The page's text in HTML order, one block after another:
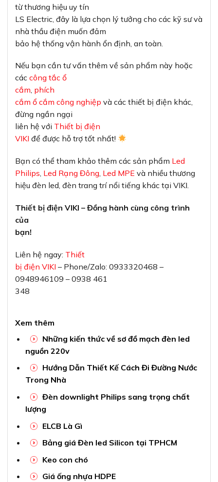
từ thương hiệu uy tín
LS Electric, đây là lựa chọn lý tưởng cho các kỹ sư và
nhà thầu điện muốn đảm
bảo hệ thống vận hành ổn định, an toàn.
Nếu bạn cần tư vấn thêm về sản phẩm này hoặc
các công tắc ổ
cắm, phích
cắm ổ cắm công nghiệp và các thiết bị điện khác,
đừng ngần ngại
liên hệ với Thiết bị điện
VIKI để được hỗ trợ tốt nhất!
Bạn có thể tham khảo thêm các sản phẩm Led
Philips, Led Rạng Đông, Led MPE và nhiều thương
hiệu đèn led, đèn trang trí nổi tiếng khác tại VIKI.
Thiết bị điện VIKI – Đồng hành cùng công trình
của
bạn!
Liên hệ ngay: Thiết
bị điện VIKI – Phone/Zalo: 0933320468 –
0948946109 – 0938 461
348
Xem thêm
Những kiến thức về sơ đồ mạch đèn led
nguồn 220v
Hướng Dẫn Thiết Kế Cách Đi Đường Nước
Trong Nhà
Đèn downlight Philips sang trọng chất
lượng
ELCB Là Gì
Bảng giá Đèn led Silicon tại TPHCM
Keo con chó
Giá ống nhựa HDPE